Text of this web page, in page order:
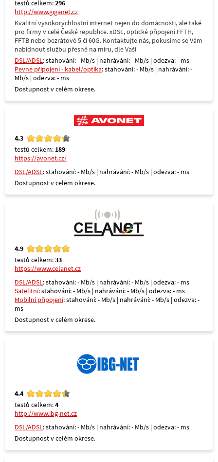
testů celkem:296
http://www.giganet.cz
Kvalitní vysokorychlostní internet nejen do domácnosti, ale také
pro firmy v celé České republice. xDSL, optické připojení FFTH,
FFTB nebo bezrátové 5 či 60G. Kontaktujte nás, pokusíme se Vám
nabídnout službu přesně na míru, dle Vaši
DSL/ADSL: stahování: - Mb/s | nahrávání: - Mb/s | odezva: - ms
Pevné připojení - kabel/optika: stahování: - Mb/s | nahrávání: -
Mb/s | odezva: - ms
Dostupnost v celém okrese.
4.3
testů celkem: 189
https://avonet.cz/
DSL/ADSL: stahování: - Mb/s | nahrávání: - Mb/s | odezva: - ms
Dostupnost v celém okrese.
4.9
testů celkem:33
https://www.celanet.cz
DSL/ADSL: stahování: - Mb/s | nahrávání: - Mb/s | odezva: - ms
Satelitní: stahování: - Mb/s | nahrávání: - Mb/s | odezva: - ms
Mobilní připojení: stahování: - Mb/s | nahrávání: - Mb/s | odezva: -
ms
Dostupnost v celém okrese.
4.4
testů celkem:4
http://www.ibg-net.cz
DSL/ADSL: stahování: - Mb/s | nahrávání: - Mb/s | odezva: - ms
Dostupnost v celém okrese.